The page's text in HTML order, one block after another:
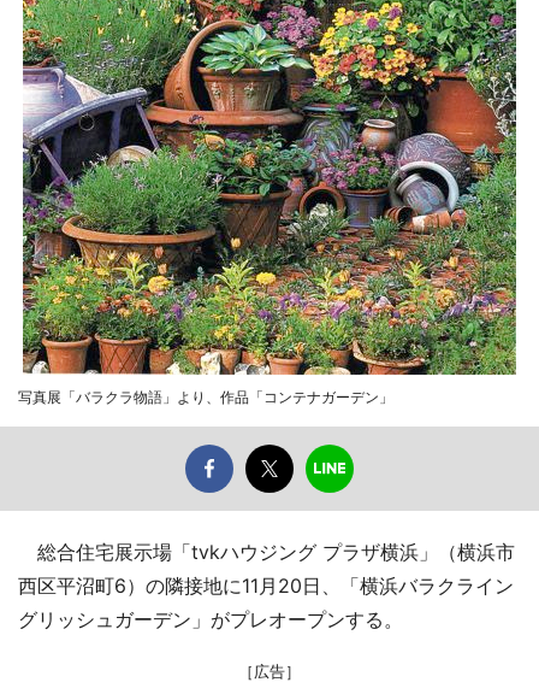
写真展「バラクラ物語」より、作品「コンテナガーデン」
総合住宅展示場「tvkハウジング プラザ横浜」（横浜市
西区平沼町6）の隣接地に11月20日、「横浜バラクライン
グリッシュガーデン」がプレオープンする。
［広告］